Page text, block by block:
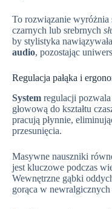
To rozwiązanie wyróżnia
czarnych lub srebrnych
by stylistyka
audio, pozostając
Regulacja pałąka i
System regulacji
głowową do kształtu
pracują płynnie,
przesunięcia.
Masywne nauszniki
jest kluczowe podczas
Wewnętrzne gąbki
gorąca w newralgicznych